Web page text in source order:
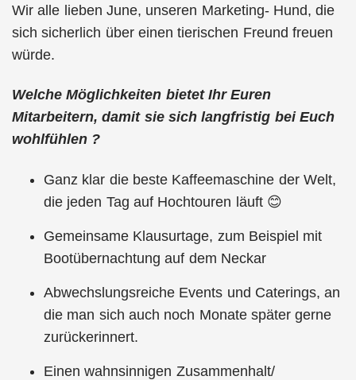
Wir alle lieben June, unseren Marketing- Hund, die
sich sicherlich über einen tierischen Freund freuen
würde.
Welche Möglichkeiten bietet Ihr Euren
Mitarbeitern, damit sie sich langfristig bei Euch
wohlfühlen ?
Ganz klar die beste Kaffeemaschine der Welt,
die jeden Tag auf Hochtouren läuft 😊
Gemeinsame Klausurtage, zum Beispiel mit
Bootübernachtung auf dem Neckar
Abwechslungsreiche Events und Caterings, an
die man sich auch noch Monate später gerne
zurückerinnert.
Einen wahnsinnigen Zusammenhalt/